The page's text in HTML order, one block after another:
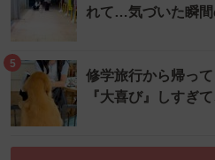
れて…気づいた瞬
5
修学旅行から帰っ
『大喜び』しすぎ